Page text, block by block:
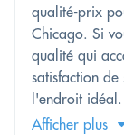
qualité-prix
Chicago. Si
qualité qui
satisfaction de
l'endroit
Afficher plus